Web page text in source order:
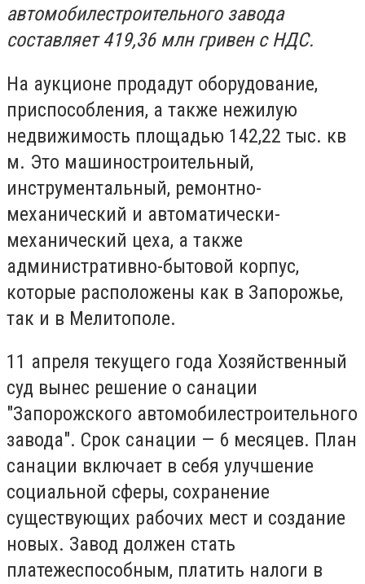
автомобилестроительного завода
составляет 419,36 млн гривен с НДС.
На аукционе продадут оборудование,
приспособления, а также нежилую
недвижимость площадью 142,22 тыс. кв
м. Это машиностроительный,
инструментальный, ремонтно-
механический и автоматически-
механический цеха, а также
административно-бытовой корпус,
которые расположены как в Запорожье,
так и в Мелитополе.
11 апреля текущего года Хозяйственный
суд вынес решение о санации
"Запорожского автомобилестроительного
завода". Срок санации — 6 месяцев. План
санации включает в себя улучшение
социальной сферы, сохранение
существующих рабочих мест и создание
новых. Завод должен стать
платежеспособным, платить налоги в